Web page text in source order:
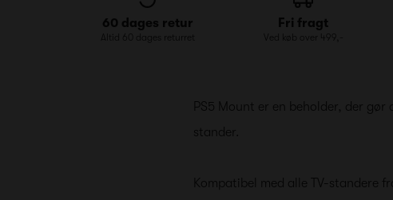
60 dages retur
Altid 60 dages returret
Fri fragt
Ved køb over 499,-
PS5 Mount er en beholder, der
stander.
Kompatibel med alle TV-standere